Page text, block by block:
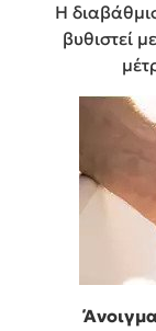
Η
βυθιστεί